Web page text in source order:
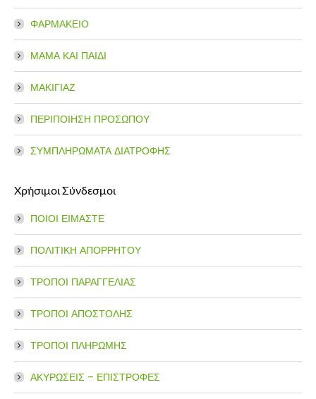
ΦΑΡΜΑΚΕΙΟ
ΜΑΜΑ ΚΑΙ ΠΑΙΔΙ
ΜΑΚΙΓΙΑΖ
ΠΕΡΙΠΟΙΗΣΗ ΠΡΟΣΩΠΟΥ
ΣΥΜΠΛΗΡΩΜΑΤΑ ΔΙΑΤΡΟΦΗΣ
Χρήσιμοι Σύνδεσμοι
ΠΟΙΟΙ ΕΙΜΑΣΤΕ
ΠΟΛΙΤΙΚΗ ΑΠΟΡΡΗΤΟΥ
ΤΡΟΠΟΙ ΠΑΡΑΓΓΕΛΙΑΣ
ΤΡΟΠΟΙ ΑΠΟΣΤΟΛΗΣ
ΤΡΟΠΟΙ ΠΛΗΡΩΜΗΣ
ΑΚΥΡΩΣΕΙΣ – ΕΠΙΣΤΡΟΦΕΣ